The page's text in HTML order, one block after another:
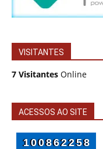
VISITANTES
7 Visitantes Online
ACESSOS AO SITE